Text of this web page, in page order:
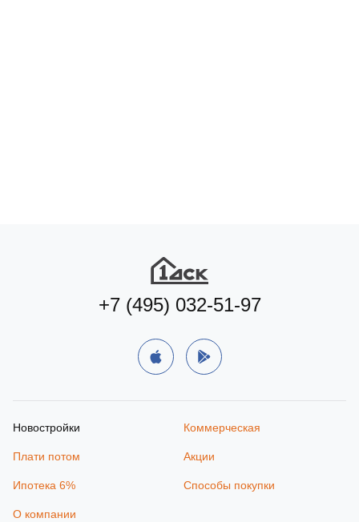
+7 (495) 032-51-97
Новостройки Коммерческая
Плати потом Акции
Ипотека 6% Способы покупки
О компании